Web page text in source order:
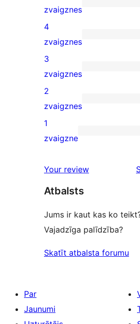
165
5-
star
reviews
zvaigznes
3
4-
star
reviews
4
zvaigznes
6
3-
star
reviews
3
zvaigznes
2
2-
star
2
zvaigznes
7
star
1
zvaigzne
Your review
Atbalsts
Jums ir kaut kas ko
Vajadzīga palīdzība?
Skatīt atbalsta forumu
Par
Jaunumi